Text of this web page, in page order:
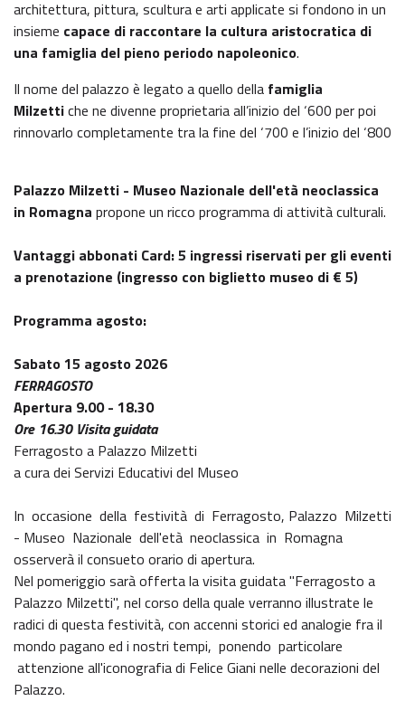
architettura, pittura, scultura e arti applicate si fondono in un
insieme capace di raccontare la cultura aristocratica di
una famiglia del pieno periodo napoleonico.
Il nome del palazzo è legato a quello della famiglia
Milzettiche ne divenne proprietaria all’inizio del ‘600 per poi
rinnovarlo completamente tra la fine del ‘700 e l’inizio del ‘800
Palazzo Milzetti - Museo Nazionale dell'età neoclassica
in Romagna propone un ricco programma di attività culturali.
Vantaggi abbonati Card: 5 ingressi riservati per gli eventi
a prenotazione (ingresso con biglietto museo di € 5)
Programma agosto:
Sabato 15 agosto 2026
FERRAGOSTO
Apertura 9.00 - 18.30
Ore 16.30 Visita guidata
Ferragosto a Palazzo Milzetti
a cura dei Servizi Educativi del Museo
In occasione della festività di Ferragosto, Palazzo Milzetti
- Museo Nazionale dell'età neoclassica in Romagna
osserverà il consueto orario di apertura.
Nel pomeriggio sarà offerta la visita guidata "Ferragosto a
Palazzo Milzetti", nel corso della quale verranno illustrate le
radici di questa festività, con accenni storici ed analogie fra il
mondo pagano ed i nostri tempi, ponendo particolare
attenzione all'iconografia di Felice Giani nelle decorazioni del
Palazzo.